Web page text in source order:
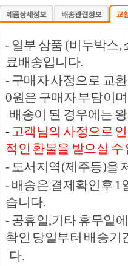
- 일부 상품 (비누박스
료배송입니다.
- 구매자 사정으로 교
0원은 구매자 부담이
배송이 된 경우에는
-고객님의 사정으로
적인 환불을 받으실 수
- 도서지역(제주등)을
- 배송은 결제확인후 1
습니다.
- 공휴일,기타 휴무일
확인 당일부터 배송기
다.